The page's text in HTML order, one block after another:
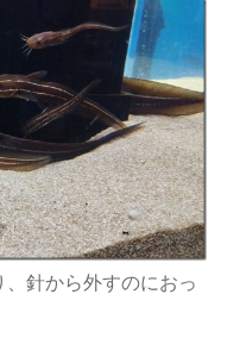
針から外すのにおっ